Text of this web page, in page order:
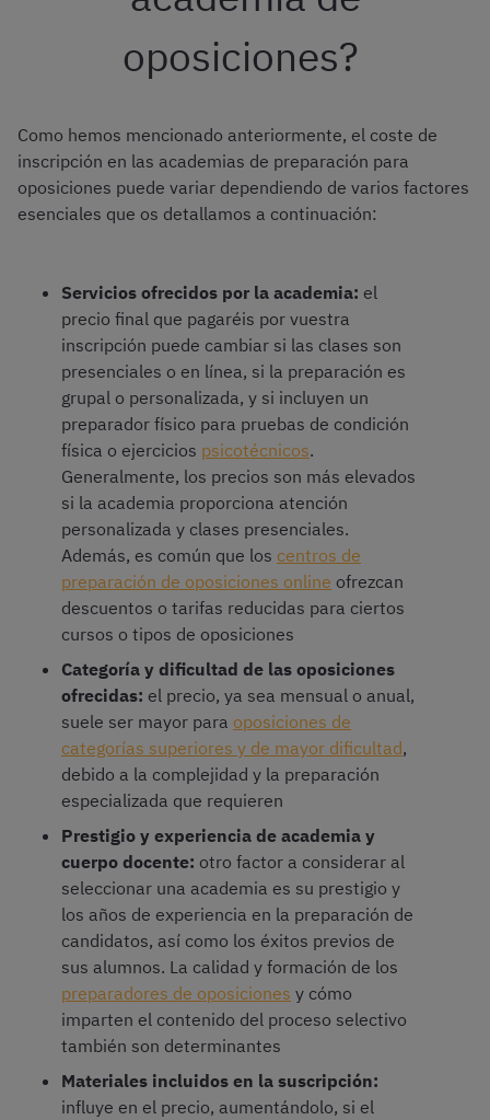
oposiciones?
Como hemos mencionado anteriormente, el coste de
inscripción en las academias de preparación para
oposiciones puede variar dependiendo de varios factores
esenciales que os detallamos a continuación:
Servicios ofrecidos por la academia: el
precio final que pagaréis por vuestra
inscripción puede cambiar si las clases son
presenciales o en línea, si la preparación es
grupal o personalizada, y si incluyen un
preparador físico para pruebas de condición
física o ejercicios psicotécnicos.
Generalmente, los precios son más elevados
si la academia proporciona atención
personalizada y clases presenciales.
Además, es común que los centros de
preparación de oposiciones online ofrezcan
descuentos o tarifas reducidas para ciertos
cursos o tipos de oposiciones
Categoría y dificultad de las oposiciones
ofrecidas: el precio, ya sea mensual o anual,
suele ser mayor para oposiciones de
categorías superiores y de mayor dificultad,
debido a la complejidad y la preparación
especializada que requieren
Prestigio y experiencia de academia y
cuerpo docente: otro factor a considerar al
seleccionar una academia es su prestigio y
los años de experiencia en la preparación de
candidatos, así como los éxitos previos de
sus alumnos. La calidad y formación de los
preparadores de oposiciones y cómo
imparten el contenido del proceso selectivo
también son determinantes
Materiales incluidos en la suscripción:
influye en el precio, aumentándolo, si el